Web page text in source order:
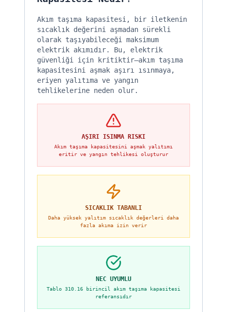
Akım taşıma kapasitesi, bir iletkenin
sıcaklık değerini aşmadan sürekli
olarak taşıyabileceği maksimum
elektrik akımıdır. Bu, elektrik
güvenliği için kritiktir—akım taşıma
kapasitesini aşmak aşırı ısınmaya,
eriyen yalıtıma ve yangın
tehlikelerine neden olur.
AŞIRI ISINMA RISKI
Akım taşıma kapasitesini aşmak yalıtımı
eritir ve yangın tehlikesi oluşturur
SICAKLIK TABANLI
Daha yüksek yalıtım sıcaklık değerleri daha
fazla akıma izin verir
NEC UYUMLU
Tablo 310.16 birincil akım taşıma kapasitesi
referansıdır